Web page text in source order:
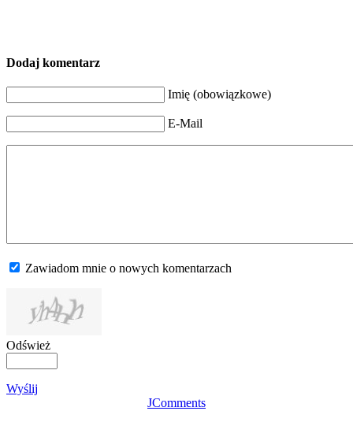
Dodaj komentarz
Imię (obowiązkowe)
E-Mail
Zawiadom mnie o nowych komentarzach
Odśwież
Wyślij
JComments